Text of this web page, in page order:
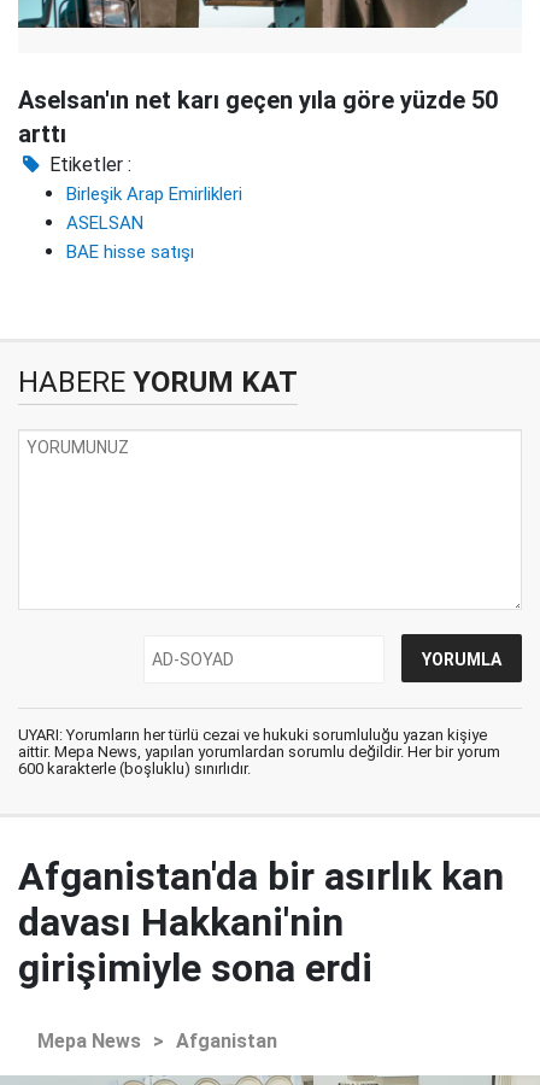
Aselsan'ın net karı geçen yıla göre yüzde 50
arttı
Etiketler :
Birleşik Arap Emirlikleri
ASELSAN
BAE hisse satışı
HABERE YORUM KAT
UYARI: Yorumların her türlü cezai ve hukuki sorumluluğu yazan kişiye
aittir. Mepa News, yapılan yorumlardan sorumlu değildir. Her bir yorum
600 karakterle (boşluklu) sınırlıdır.
Afganistan'da bir asırlık kan
davası Hakkani'nin
girişimiyle sona erdi
Mepa News > Afganistan